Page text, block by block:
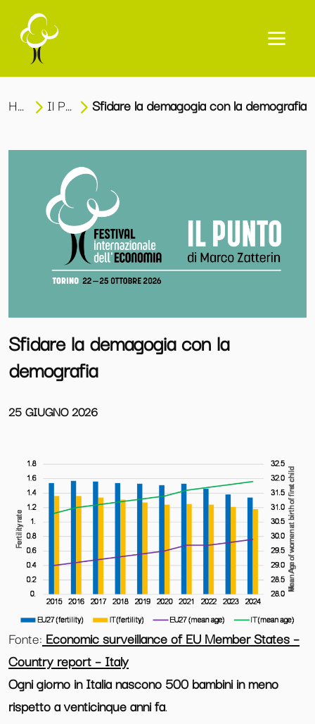
Home Il Punto Sfidare la demagogia con la demografia
Sfidare la demagogia con la
demografia
25 GIUGNO 2026
Fonte: Economic surveillance of EU Member States –
Country report – Italy
Ogni giorno in Italia nascono 500 bambini in meno
rispetto a venticinque anni fa.